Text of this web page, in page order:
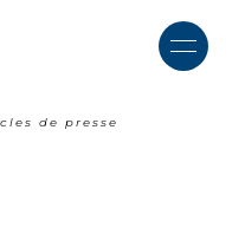
de presse